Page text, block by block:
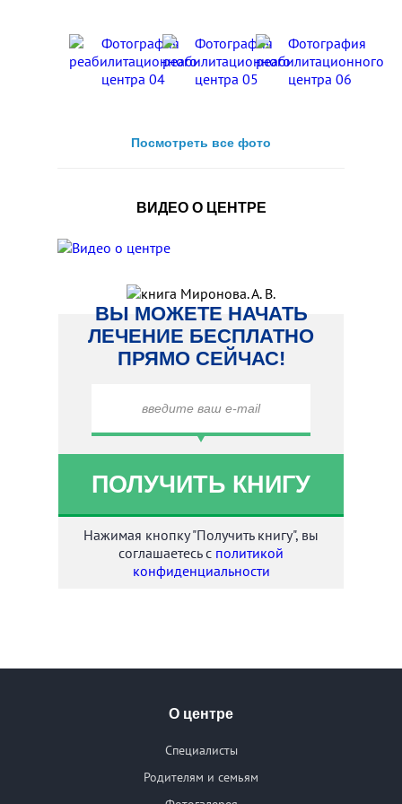
Посмотреть все фото
ВИДЕО О ЦЕНТРЕ
ВЫ МОЖЕТЕ НАЧАТЬ
ЛЕЧЕНИЕ БЕСПЛАТНО
ПРЯМО СЕЙЧАС!
Нажимая кнопку "Получить книгу", вы
соглашаетесь с политикой
конфиденциальности
О центре
Специалисты
Родителям и семьям